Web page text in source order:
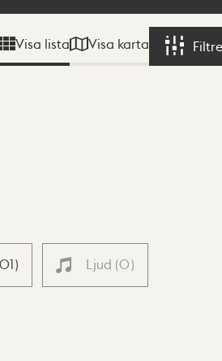
Visa lista Visa karta
) Ljud (0)